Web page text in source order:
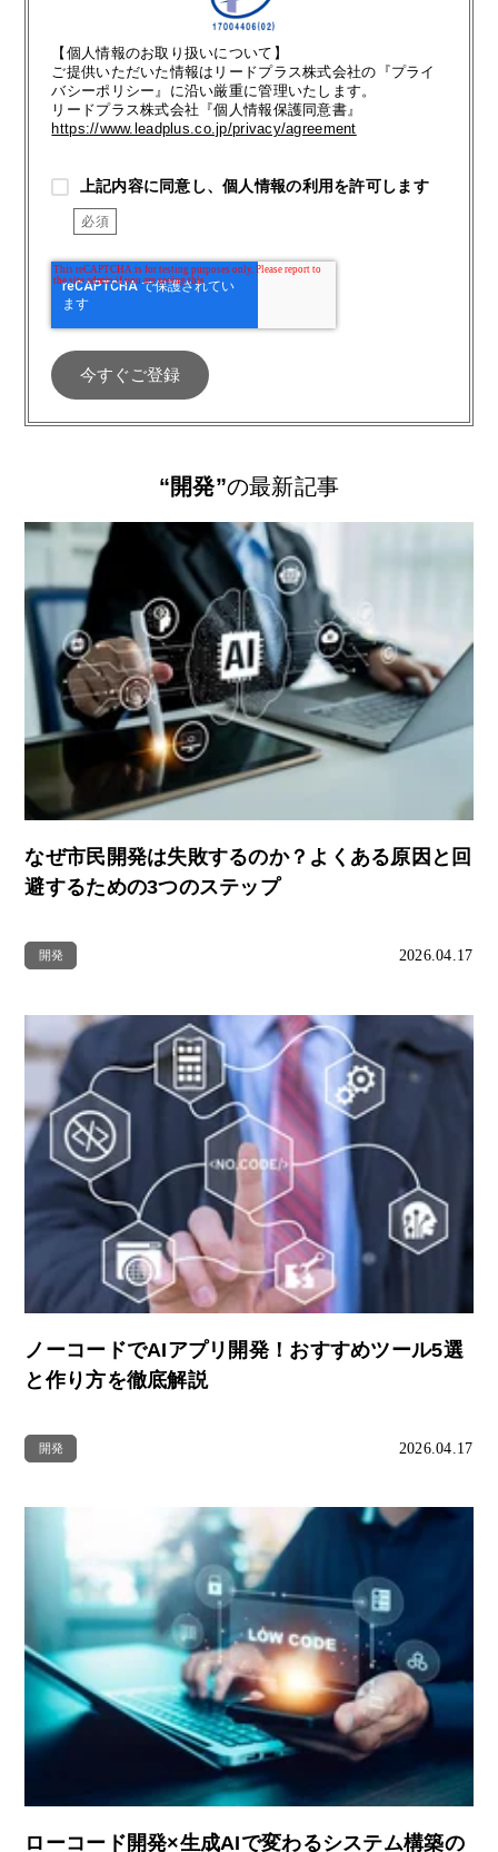
【個人情報のお取り扱いについて】
ご提供いただいた情報はリードプラス株式会社の『プライ
バシーポリシー』に沿い厳重に管理いたします。
リードプラス株式会社『個人情報保護同意書』
https://www.leadplus.co.jp/privacy/agreement
上記内容に同意し、個人情報の利用を許可します
“開発”の最新記事
なぜ市民開発は失敗するのか？よくある原因と回
避するための3つのステップ
開発 2026.04.17
ノーコードでAIアプリ開発！おすすめツール5選
と作り方を徹底解説
開発 2026.04.17
ローコード開発×生成AIで変わるシステム構築の